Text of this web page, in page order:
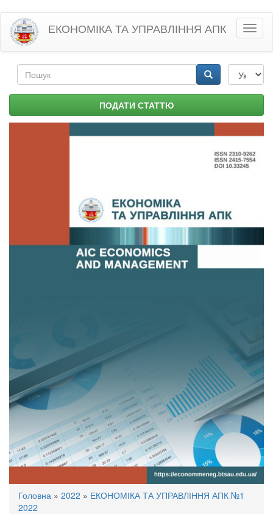
Перейти
основного
матеріалу
ЕКОНОМІКА ТА УПРАВЛІННЯ АПК
Пошукова
форма ПОДАТИ СТАТТЮ
Ви
Головна » 2022 » ЕКОНОМІКА ТА УПРАВЛІННЯ АПК №1
2022